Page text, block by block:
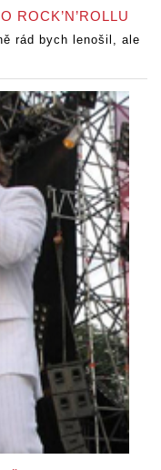
ROCK’N’ROLLU
rád bych lenošil, ale